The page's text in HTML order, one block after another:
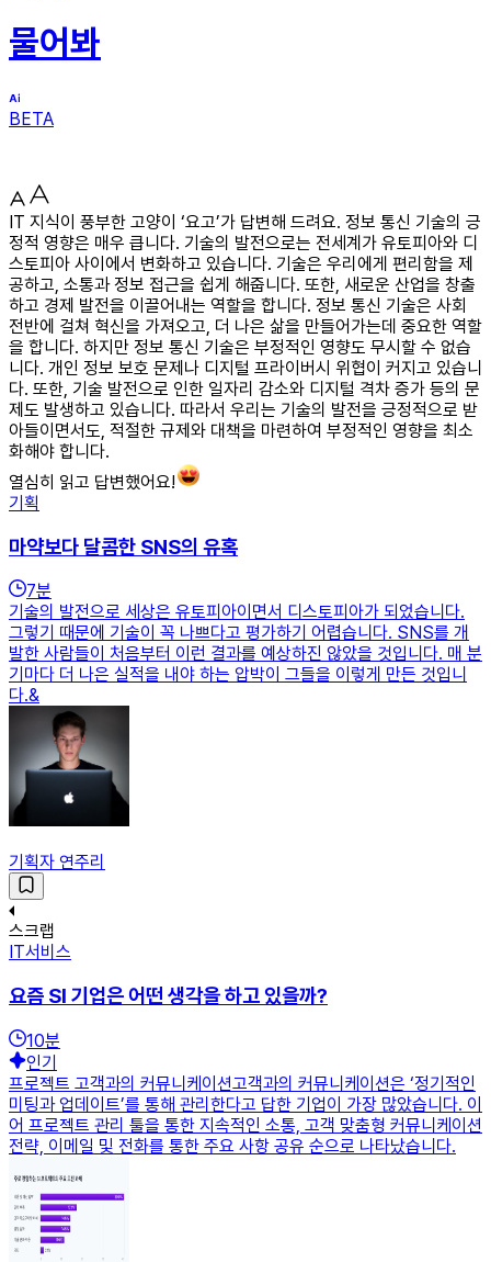
물어봐
BETA
IT 지식이 풍부한 고양이 ‘요고’가 답변해 드려요. 정보 통신 기술의 긍
정적 영향은 매우 큽니다. 기술의 발전으로는 전세계가 유토피아와 디
스토피아 사이에서 변화하고 있습니다. 기술은 우리에게 편리함을 제
공하고, 소통과 정보 접근을 쉽게 해줍니다. 또한, 새로운 산업을 창출
하고 경제 발전을 이끌어내는 역할을 합니다. 정보 통신 기술은 사회
전반에 걸쳐 혁신을 가져오고, 더 나은 삶을 만들어가는데 중요한 역할
을 합니다. 하지만 정보 통신 기술은 부정적인 영향도 무시할 수 없습
니다. 개인 정보 보호 문제나 디지털 프라이버시 위협이 커지고 있습니
다. 또한, 기술 발전으로 인한 일자리 감소와 디지털 격차 증가 등의 문
제도 발생하고 있습니다. 따라서 우리는 기술의 발전을 긍정적으로 받
아들이면서도, 적절한 규제와 대책을 마련하여 부정적인 영향을 최소
화해야 합니다.
열심히 읽고 답변했어요!
기획
마약보다 달콤한 SNS의 유혹
7분
기술의 발전으로 세상은 유토피아이면서 디스토피아가 되었습니다.
그렇기 때문에 기술이 꼭 나쁘다고 평가하기 어렵습니다. SNS를 개
발한 사람들이 처음부터 이런 결과를 예상하진 않았을 것입니다. 매 분
기마다 더 나은 실적을 내야 하는 압박이 그들을 이렇게 만든 것입니
다.&
기획자 연주리
스크랩
IT서비스
요즘 SI 기업은 어떤 생각을 하고 있을까?
10분
인기
프로젝트 고객과의 커뮤니케이션고객과의 커뮤니케이션은 ‘정기적인
미팅과 업데이트’를 통해 관리한다고 답한 기업이 가장 많았습니다. 이
어 프로젝트 관리 툴을 통한 지속적인 소통, 고객 맞춤형 커뮤니케이션
전략, 이메일 및 전화를 통한 주요 사항 공유 순으로 나타났습니다.